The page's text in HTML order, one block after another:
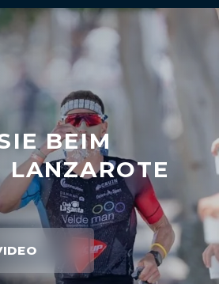
BEIM
LANZAROTE